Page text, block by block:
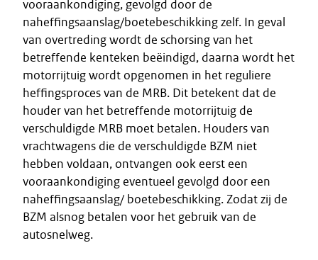
vooraankondiging, gevolgd door de
naheffingsaanslag/boetebeschikking zelf. In geval
van overtreding wordt de schorsing van het
betreffende kenteken beëindigd, daarna wordt het
motorrijtuig wordt opgenomen in het reguliere
heffingsproces van de MRB. Dit betekent dat de
houder van het betreffende motorrijtuig de
verschuldigde MRB moet betalen. Houders van
vrachtwagens die de verschuldigde BZM niet
hebben voldaan, ontvangen ook eerst een
vooraankondiging eventueel gevolgd door een
naheffingsaanslag/ boetebeschikking. Zodat zij de
BZM alsnog betalen voor het gebruik van de
autosnelweg.